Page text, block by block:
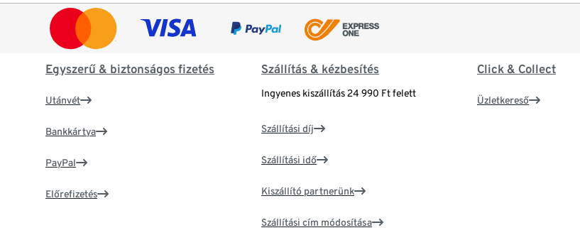
Egyszerű & biztonságos fizetés
Utánvét
Bankkártya
PayPal
Előrefizetés
Szállítás & kézbesítés
Ingyenes kiszállítás 24 990 Ft felett
Szállítási díj
Szállítási idő
Kiszállító partnerünk
Szállítási cím módosítása
Click & Collect
Üzletkereső